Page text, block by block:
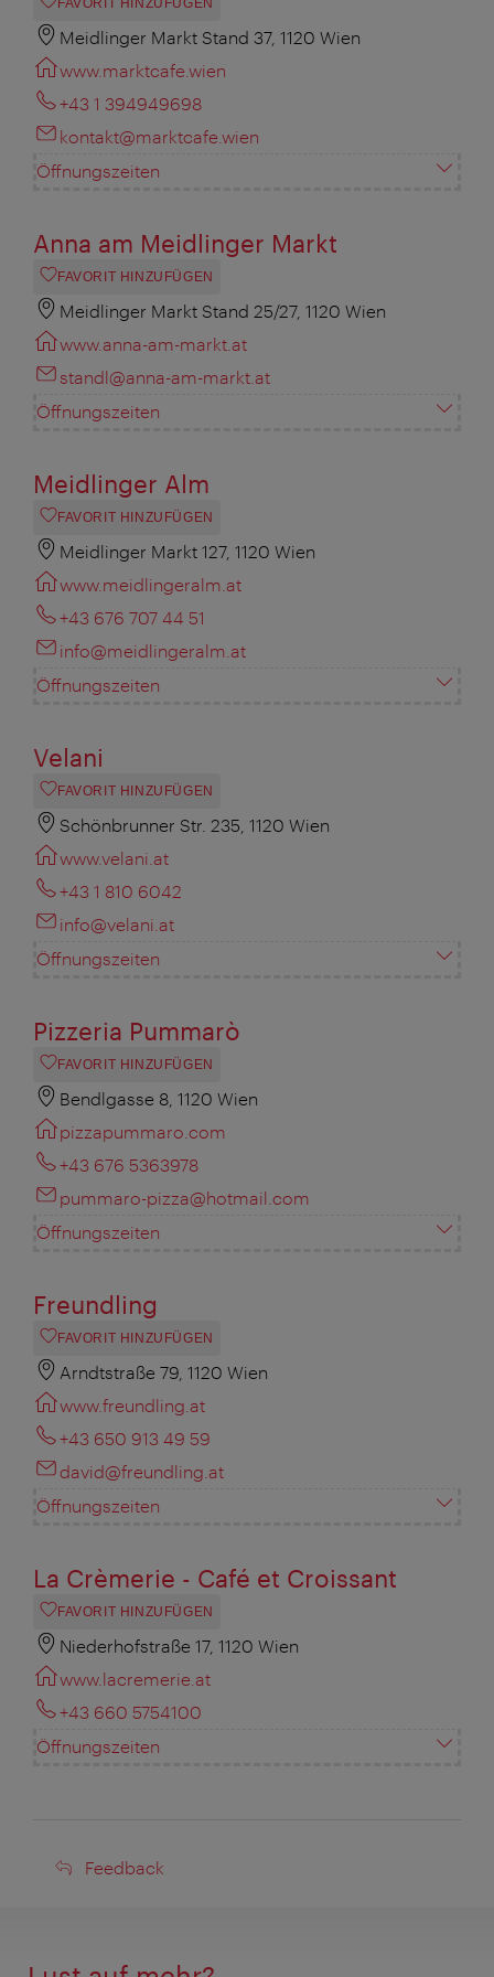
Meidlinger Markt Stand 37, 1120 Wien
www.marktcafe.wien
+43 1 394949698
kontakt@marktcafe.wien
Öffnungszeiten
Anna am Meidlinger Markt
FAVORIT HINZUFÜGEN
Meidlinger Markt Stand 25/27, 1120 Wien
www.anna-am-markt.at
standl@anna-am-markt.at
Öffnungszeiten
Meidlinger Alm
FAVORIT HINZUFÜGEN
Meidlinger Markt 127, 1120 Wien
www.meidlingeralm.at
+43 676 707 44 51
info@meidlingeralm.at
Öffnungszeiten
Velani
FAVORIT HINZUFÜGEN
Schönbrunner Str. 235, 1120 Wien
www.velani.at
+43 1 810 6042
info@velani.at
Öffnungszeiten
Pizzeria Pummarò
FAVORIT HINZUFÜGEN
Bendlgasse 8, 1120 Wien
pizzapummaro.com
+43 676 5363978
pummaro-pizza@hotmail.com
Öffnungszeiten
Freundling
FAVORIT HINZUFÜGEN
Arndtstraße 79, 1120 Wien
www.freundling.at
+43 650 913 49 59
david@freundling.at
Öffnungszeiten
La Crèmerie - Café et Croissant
FAVORIT HINZUFÜGEN
Niederhofstraße 17, 1120 Wien
www.lacremerie.at
+43 660 5754100
Öffnungszeiten
Feedback
Feedback